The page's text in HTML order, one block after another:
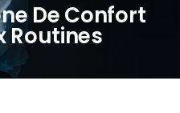
De Confort
Routines